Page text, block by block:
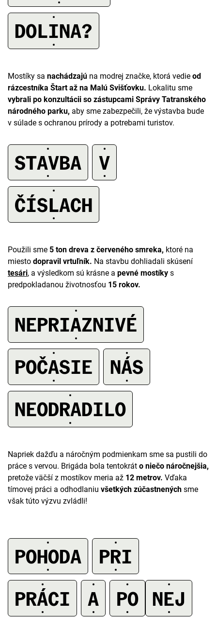
DOLINA?
Mostíky sa nachádzajú na modrej značke, ktorá vedie od
rázcestníka Štart až na Malú Svišťovku. Lokalitu sme
vybrali po konzultácii so zástupcami Správy Tatranského
národného parku, aby sme zabezpečili, že výstavba bude
v súlade s ochranou prírody a potrebami turistov.
STAVBA
V
ČÍSLACH
Použili sme 5 ton dreva z červeného smreka, ktoré na
miesto dopravil vrtuľník. Na stavbu dohliadali skúsení
tesári, a výsledkom sú krásne a pevné mostíky s
predpokladanou životnosťou 15 rokov.
NEPRIAZNIVÉ
POČASIE
NÁS
NEODRADILO
Napriek dažďu a náročným podmienkam sme sa pustili do
práce s vervou. Brigáda bola tentokrát o niečo náročnejšia,
pretože väčší z mostíkov meria až 12 metrov. Vďaka
tímovej práci a odhodlaniu všetkých zúčastnených sme
však túto výzvu zvládli!
POHODA
PRI
PRÁCI
A PO NEJ